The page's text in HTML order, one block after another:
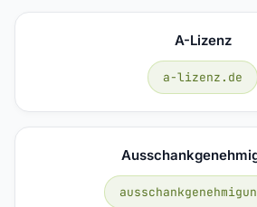
A-Lizenz
a-lizenz.de